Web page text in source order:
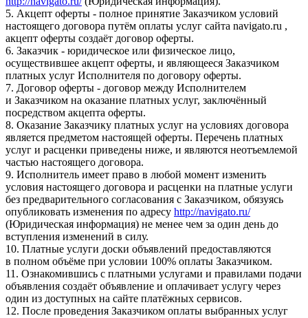
5. Акцепт оферты - полное принятие Заказчиком условий
настоящего договора путём оплаты услуг сайта navigato.ru ,
акцепт оферты создаёт договор оферты.
6. Заказчик - юридическое или физическое лицо,
осуществившее акцепт оферты, и являющееся Заказчиком
платных услуг Исполнителя по договору оферты.
7. Договор оферты - договор между Исполнителем
и Заказчиком на оказание платных услуг, заключённый
посредством акцепта оферты.
8. Оказание Заказчику платных услуг на условиях договора
является предметом настоящей оферты. Перечень платных
услуг и расценки приведены ниже, и являются неотъемлемой
частью настоящего договора.
9. Исполнитель имеет право в любой момент изменить
условия настоящего договора и расценки на платные услуги
без предварительного согласования с Заказчиком, обязуясь
опубликовать изменения по адресу http://navigato.ru/
(Юридическая информация) не менее чем за один день до
вступления изменений в силу.
10. Платные услуги доски объявлений предоставляются
в полном объёме при условии 100% оплаты Заказчиком.
11. Ознакомившись с платными услугами и правилами подачи
объявления создаёт объявление и оплачивает услугу через
один из доступных на сайте платёжных сервисов.
12. После проведения Заказчиком оплаты выбранных услуг